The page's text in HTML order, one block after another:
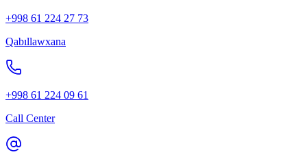
+998 61 224 27 73
Qabıllawxana
+998 61 224 09 61
Call Center